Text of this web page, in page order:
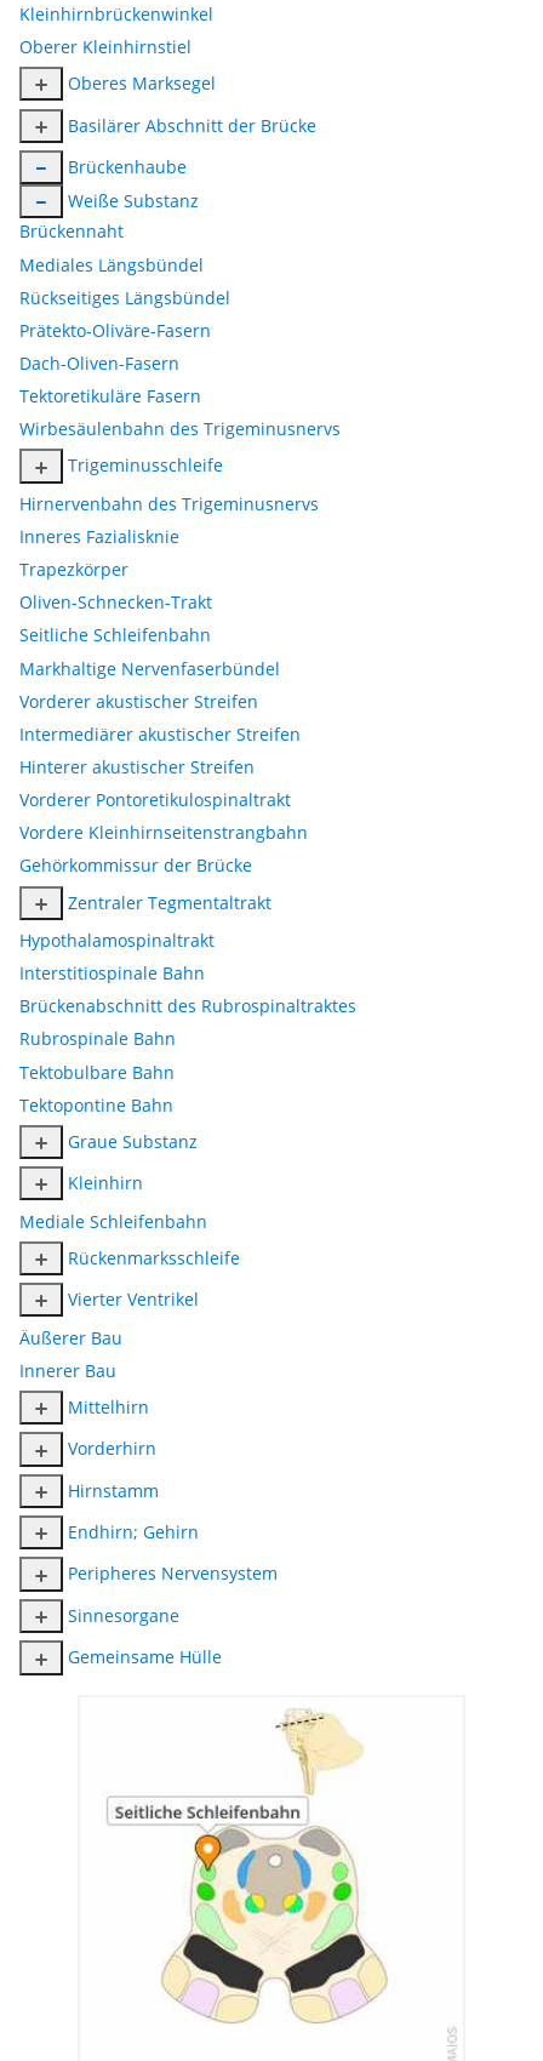
Kleinhirnbrückenwinkel
Oberer Kleinhirnstiel
Oberes Marksegel
Basilärer Abschnitt der Brücke
Brückenhaube
Weiße Substanz
Brückennaht
Mediales Längsbündel
Rückseitiges Längsbündel
Prätekto-Oliväre-Fasern
Dach-Oliven-Fasern
Tektoretikuläre Fasern
Wirbesäulenbahn des Trigeminusnervs
Trigeminusschleife
Hirnervenbahn des Trigeminusnervs
Inneres Fazialisknie
Trapezkörper
Oliven-Schnecken-Trakt
Seitliche Schleifenbahn
Markhaltige Nervenfaserbündel
Vorderer akustischer Streifen
Intermediärer akustischer Streifen
Hinterer akustischer Streifen
Vorderer Pontoretikulospinaltrakt
Vordere Kleinhirnseitenstrangbahn
Gehörkommissur der Brücke
Zentraler Tegmentaltrakt
Hypothalamospinaltrakt
Interstitiospinale Bahn
Brückenabschnitt des Rubrospinaltraktes
Rubrospinale Bahn
Tektobulbare Bahn
Tektopontine Bahn
Graue Substanz
Kleinhirn
Mediale Schleifenbahn
Rückenmarksschleife
Vierter Ventrikel
Äußerer Bau
Innerer Bau
Mittelhirn
Vorderhirn
Hirnstamm
Endhirn; Gehirn
Peripheres Nervensystem
Sinnesorgane
Gemeinsame Hülle